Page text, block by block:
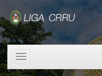
Toggle
navigation